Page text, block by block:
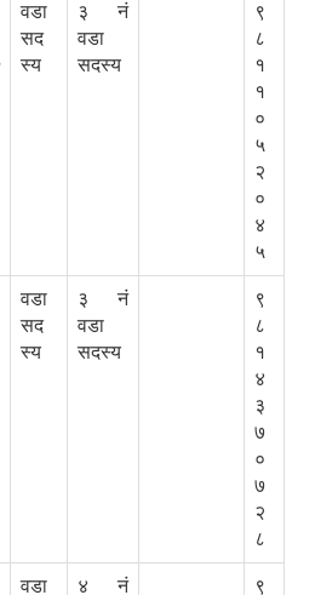
वडा
सद
स्य
३ नं
वडा
सदस्य
९
८
१
१
०
५
२
०
४
५
वडा
सद
स्य
३ नं
वडा
सदस्य
९
८
१
४
३
७
०
७
२
८
वडा ४ नं ९